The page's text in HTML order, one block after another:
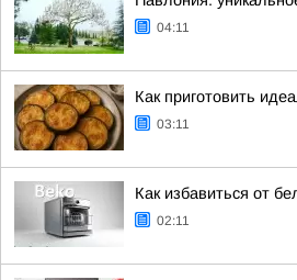
04:11
Как приготовить
03:11
Как избавиться от
02:11